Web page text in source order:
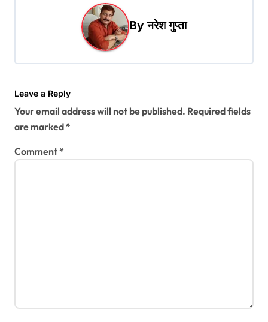
g
a
t
i
o
Byनरेश गुप्ता
Leave a Reply
Your email address will not be published. Required fields
are marked*
Comment*